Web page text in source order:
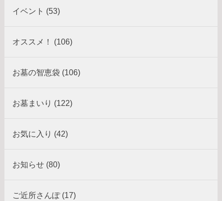
イベント (53)
オススメ！ (106)
お墓の智恵袋 (106)
お墓まいり (122)
お気に入り (42)
お知らせ (80)
ご近所さんぽ (17)